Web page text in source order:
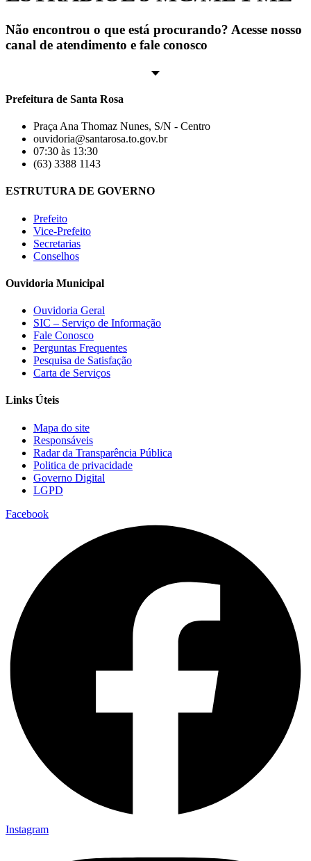
Não encontrou o que está procurando? Acesse nosso
canal de atendimento e fale conosco
Prefeitura de Santa Rosa
Praça Ana Thomaz Nunes, S/N - Centro
ouvidoria@santarosa.to.gov.br
07:30 às 13:30
(63) 3388 1143
ESTRUTURA DE GOVERNO
Prefeito
Vice-Prefeito
Secretarias
Conselhos
Ouvidoria Municipal
Ouvidoria Geral
SIC – Serviço de Informação
Fale Conosco
Perguntas Frequentes
Pesquisa de Satisfação
Carta de Serviços
Links Úteis
Mapa do site
Responsáveis
Radar da Transparência Pública
Politica de privacidade
Governo Digital
LGPD
Facebook
Instagram